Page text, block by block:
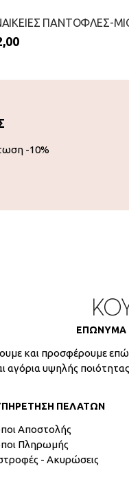
-10%
ΕΠΩΝΥΜΑ
και προσφέρουμε
αγόρια υψηλής
ΠΕΛΑΤΩΝ
Αποστολής
Πληρωμής
- Ακυρώσεις